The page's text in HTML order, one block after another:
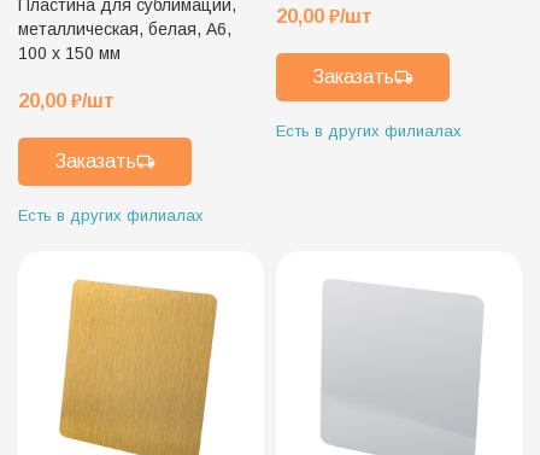
Пластина для сублимации,
металлическая, белая, А6,
100 х 150 мм
20,00 ₽/шт
Заказать
Есть в других филиалах
20,00 ₽/шт
Заказать
Есть в других филиалах